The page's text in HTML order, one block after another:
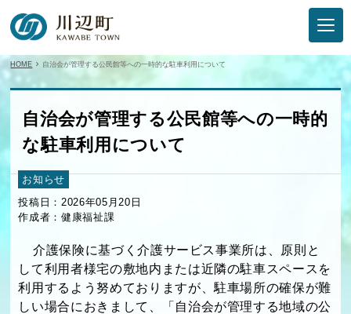
HOME 自治会が管理する公民館等への一時的な駐車利用について
自治会が管理する公民館等への一時的
な駐車利用について
お知らせ
投稿日：2026年05月20日
作成者：健康福祉課
介護保険に基づく介護サービス事業所は、原則と
して利用者様宅の敷地内または近隣の駐車スペースを
利用するよう努めておりますが、駐車場所の確保が難
しい場合におきまして、「自治会が管理する地域の公